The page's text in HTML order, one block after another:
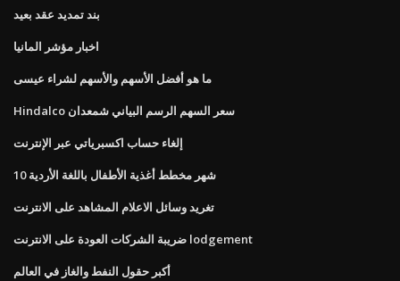
بند تمديد عقد بعيد
اخبار مؤشر المانيا
ما هو أفضل الأسهم والأسهم لشراء عيسى
Hindalco سعر السهم الرسم البياني شمعدان
إلغاء حساب اكسبرياتي عبر الإنترنت
10 شهر مخطط أغذية الأطفال باللغة الأردية
تغريد وسائل الاعلام المشاهد على الانترنت
ضريبة الشركات العودة على الانترنت lodgement
أكبر حقول النفط والغاز في العالم